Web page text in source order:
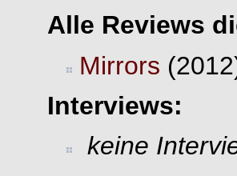
Alle Reviews
Mirrors
Interviews:
keine